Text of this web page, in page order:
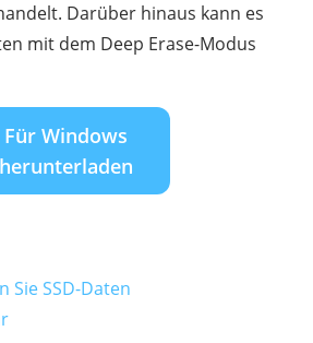
Darüber hinaus kann es
mit dem Deep Erase-Modus
Für Windows
herunterladen
Sie SSD-Daten